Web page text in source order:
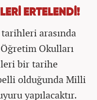
ERTELENDİ!
arasında
Okulları
bir tarihe
olduğunda Milli
yapılacaktır.